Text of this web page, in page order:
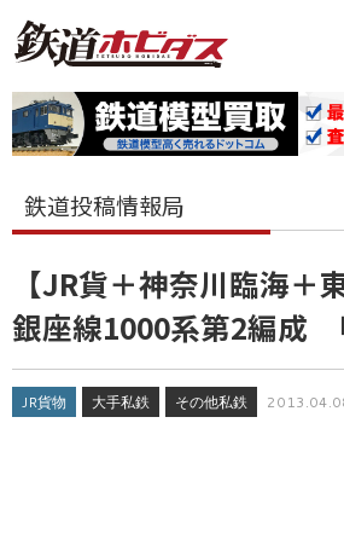
鉄道投稿情報局
【JR貨＋神奈川臨海＋
銀座線1000系第2編成
JR貨物 大手私鉄 その他私鉄